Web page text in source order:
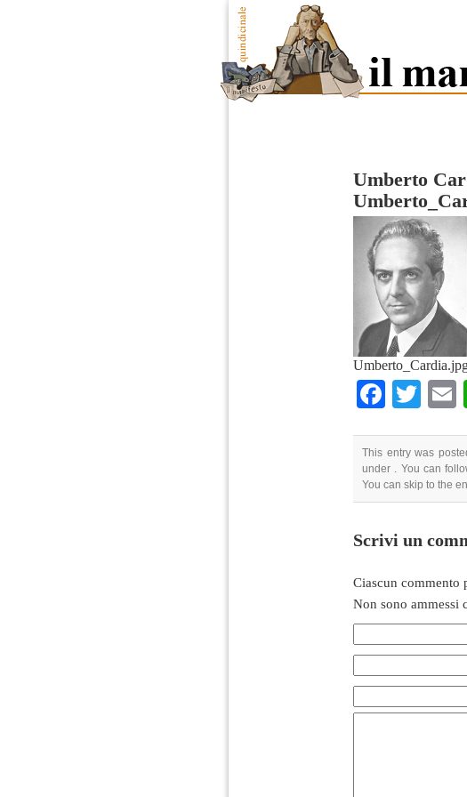
Umberto
This entry was
under . You can
You can skip to the
Scrivi un
Ciascun commento
Non sono ammessi